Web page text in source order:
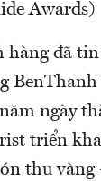
Awards)
hàng đã
ngày
triển
thu vàng